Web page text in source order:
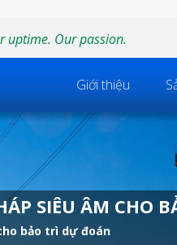
uptime. Our passion.
Giới thiệu
SIÊU ÂM CHO
bảo trì dự đoán